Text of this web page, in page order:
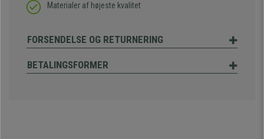
Materialer af højeste kvalitet
FORSENDELSE OG RETURNERING
BETALINGSFORMER